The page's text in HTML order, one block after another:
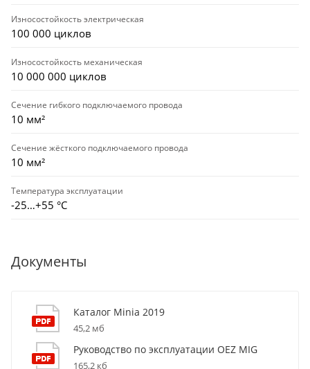
Износостойкость электрическая
100 000 циклов
Износостойкость механическая
10 000 000 циклов
Сечение гибкого подключаемого провода
10 мм²
Сечение жёсткого подключаемого провода
10 мм²
Температура эксплуатации
-25…+55 °С
Документы
Каталог Minia 2019
45,2 мб
Руководство по эксплуатации OEZ MIG
165,2 кб